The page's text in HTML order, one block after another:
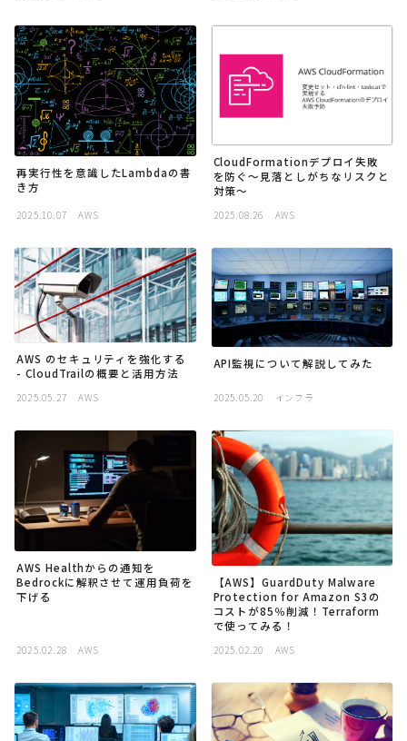
採用
公式ページ
再実行性を意識したLambdaの書
き方
2025.10.07 AWS
CloudFormationデプロイ失敗
を防ぐ〜見落としがちなリスクと
対策〜
2025.08.26 AWS
AWS のセキュリティを強化する
- CloudTrailの概要と活用方法
2025.05.27 AWS
API監視について解説してみた
2025.05.20 インフラ
AWS Healthからの通知を
Bedrockに解釈させて運用負荷を
下げる
2025.02.28 AWS
【AWS】GuardDuty Malware
Protection for Amazon S3の
コストが85％削減！Terraform
で使ってみる！
2025.02.20 AWS